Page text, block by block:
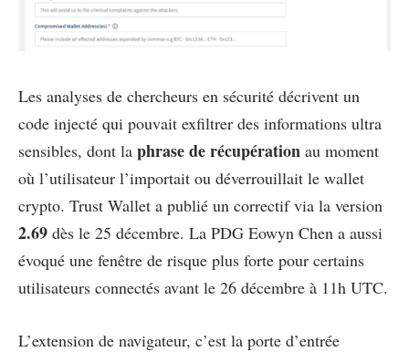
Les analyses de chercheurs en sécurité décrivent un
code injecté qui pouvait exfiltrer des informations ultra
sensibles, dont la phrase de récupération au moment
où l’utilisateur l’importait ou déverrouillait le wallet
crypto. Trust Wallet a publié un correctif via la version
2.69 dès le 25 décembre. La PDG Eowyn Chen a aussi
évoqué une fenêtre de risque plus forte pour certains
utilisateurs connectés avant le 26 décembre à 11h UTC.
L’extension de navigateur, c’est la porte d’entrée